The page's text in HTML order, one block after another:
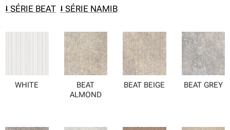
⭣ SÉRIE BEAT ⭣ SÉRIE NAMIB
WHITE
BEAT
ALMOND
BEAT BEIGE BEAT GREY